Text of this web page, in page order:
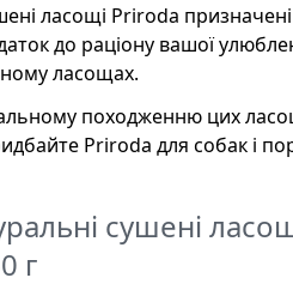
ласощі Priroda
до раціону вашої
ласощах.
походженню цих
Priroda для собак і
сушені
г